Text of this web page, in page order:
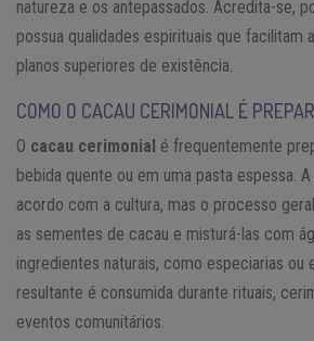
natureza e os antepassados. Acredita-se,
possua qualidades espirituais que facilitam
planos superiores de existência.
COMO O CACAU CERIMONIAL É
O cacau cerimonial é frequentemente
bebida quente ou em uma pasta espessa.
acordo com a cultura, mas o processo
as sementes de cacau e misturá-las com
ingredientes naturais, como especiarias ou
resultante é consumida durante rituais,
eventos comunitários.